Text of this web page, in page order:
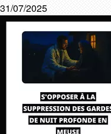
31/07/2025